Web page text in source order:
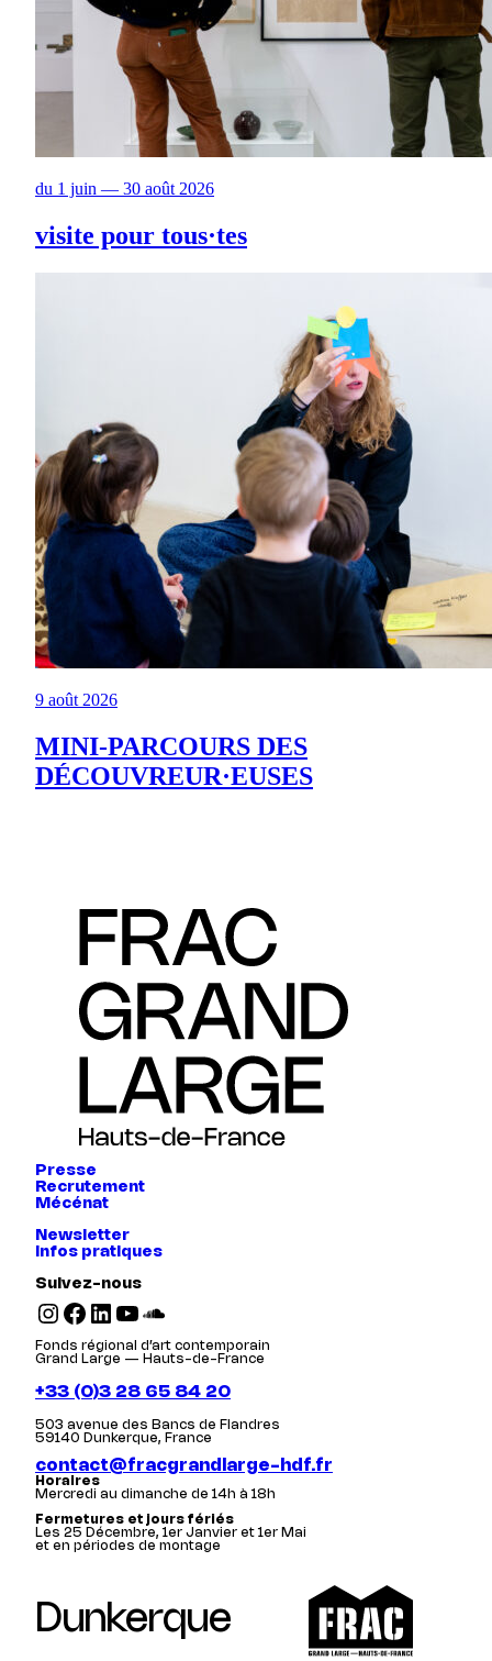
du 1 juin — 30 août 2026
visite pour tous·tes
9 août 2026
MINI-PARCOURS DES
DÉCOUVREUR·EUSES
Presse
Recrutement
Mécénat
Newsletter
Infos pratiques
Suivez-nous
Instagram Facebook LinkedIn YouTube SoundCloud
Fonds régional d’art contemporain
Grand Large — Hauts-de-France
+33 (0)3 28 65 84 20
503 avenue des Bancs de Flandres
59140 Dunkerque, France
contact@fracgrandlarge-hdf.fr
Horaires
Mercredi au dimanche de 14h à 18h
Fermetures et jours fériés
Les 25 Décembre, 1er Janvier et 1er Mai
et en périodes de montage
Dunkerque